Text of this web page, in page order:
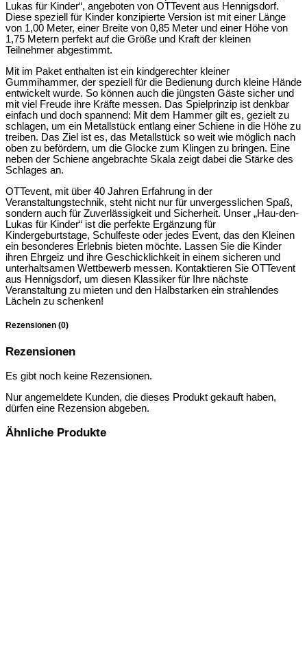
Lukas für Kinder“, angeboten von OTTevent aus Hennigsdorf.
Diese speziell für Kinder konzipierte Version ist mit einer Länge
von 1,00 Meter, einer Breite von 0,85 Meter und einer Höhe von
1,75 Metern perfekt auf die Größe und Kraft der kleinen
Teilnehmer abgestimmt.
Mit im Paket enthalten ist ein kindgerechter kleiner
Gummihammer, der speziell für die Bedienung durch kleine Hände
entwickelt wurde. So können auch die jüngsten Gäste sicher und
mit viel Freude ihre Kräfte messen. Das Spielprinzip ist denkbar
einfach und doch spannend: Mit dem Hammer gilt es, gezielt zu
schlagen, um ein Metallstück entlang einer Schiene in die Höhe zu
treiben. Das Ziel ist es, das Metallstück so weit wie möglich nach
oben zu befördern, um die Glocke zum Klingen zu bringen. Eine
neben der Schiene angebrachte Skala zeigt dabei die Stärke des
Schlages an.
OTTevent, mit über 40 Jahren Erfahrung in der
Veranstaltungstechnik, steht nicht nur für unvergesslichen Spaß,
sondern auch für Zuverlässigkeit und Sicherheit. Unser „Hau-den-
Lukas für Kinder“ ist die perfekte Ergänzung für
Kindergeburtstage, Schulfeste oder jedes Event, das den Kleinen
ein besonderes Erlebnis bieten möchte. Lassen Sie die Kinder
ihren Ehrgeiz und ihre Geschicklichkeit in einem sicheren und
unterhaltsamen Wettbewerb messen. Kontaktieren Sie OTTevent
aus Hennigsdorf, um diesen Klassiker für Ihre nächste
Veranstaltung zu mieten und den Halbstarken ein strahlendes
Lächeln zu schenken!
Rezensionen (0)
Rezensionen
Es gibt noch keine Rezensionen.
Nur angemeldete Kunden, die dieses Produkt gekauft haben,
dürfen eine Rezension abgeben.
Ähnliche Produkte